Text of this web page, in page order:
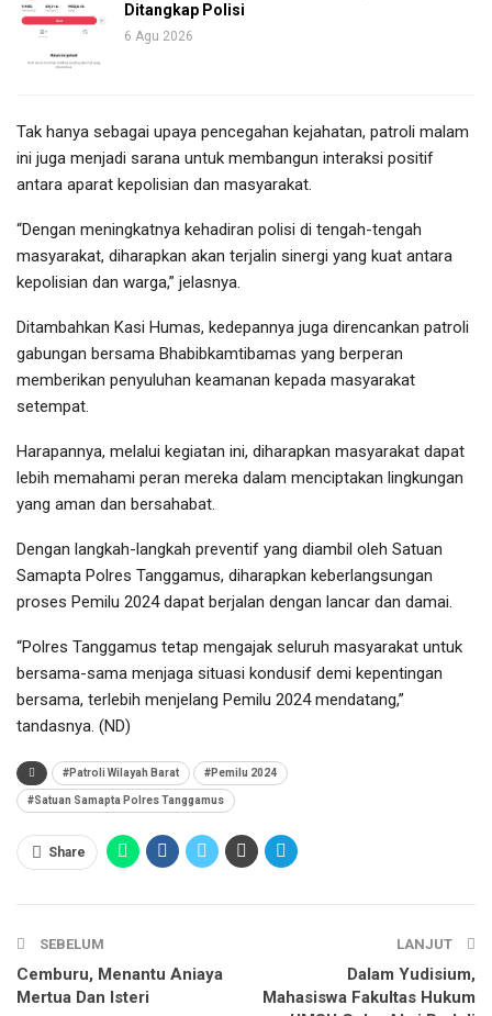
Ditangkap Polisi
6 Agu 2026
Tak hanya sebagai upaya pencegahan kejahatan, patroli malam
ini juga menjadi sarana untuk membangun interaksi positif
antara aparat kepolisian dan masyarakat.
“Dengan meningkatnya kehadiran polisi di tengah-tengah
masyarakat, diharapkan akan terjalin sinergi yang kuat antara
kepolisian dan warga,” jelasnya.
Ditambahkan Kasi Humas, kedepannya juga direncankan patroli
gabungan bersama Bhabibkamtibamas yang berperan
memberikan penyuluhan keamanan kepada masyarakat
setempat.
Harapannya, melalui kegiatan ini, diharapkan masyarakat dapat
lebih memahami peran mereka dalam menciptakan lingkungan
yang aman dan bersahabat.
Dengan langkah-langkah preventif yang diambil oleh Satuan
Samapta Polres Tanggamus, diharapkan keberlangsungan
proses Pemilu 2024 dapat berjalan dengan lancar dan damai.
“Polres Tanggamus tetap mengajak seluruh masyarakat untuk
bersama-sama menjaga situasi kondusif demi kepentingan
bersama, terlebih menjelang Pemilu 2024 mendatang,”
tandasnya. (ND)
#Patroli Wilayah Barat #Pemilu 2024
#Satuan Samapta Polres Tanggamus
Share
SEBELUM
Cemburu, Menantu Aniaya
Mertua Dan Isteri
LANJUT
Dalam Yudisium,
Mahasiswa Fakultas Hukum